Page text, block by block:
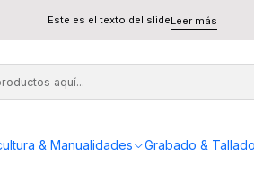
& Manualidades Grabado & Tallado
Este es el texto del slideLeer más